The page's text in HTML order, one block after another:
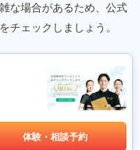
な場合があるため、公式
チェックしましょう。
体験・相談予約